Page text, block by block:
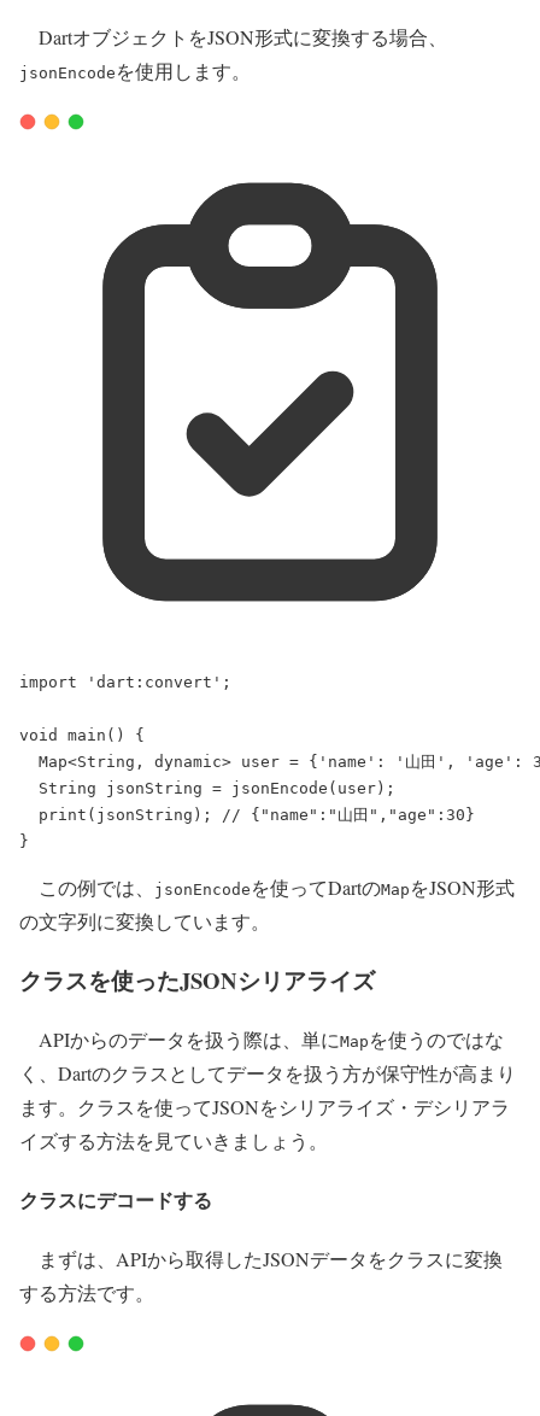
DartオブジェクトをJSON形式に変換する場合、
jsonEncode を使用します。
import 'dart:convert' ;
void main () {
Map<String , dynamic> user = { 'name' : '山田' , 'age' :
String jsonString = jsonEncode (user);
print (jsonString); // {"name":"山田","age":30}
}
この例では、 jsonEncode を使ってDartのMap をJSON形式
の文字列に変換しています。
クラスを使ったJSONシリアライズ
APIからのデータを扱う際は、単にMap を使うのではな
く、Dartのクラスとしてデータを扱う方が保守性が高まり
ます。クラスを使ってJSONをシリアライズ・デシリアラ
イズする方法を見ていきましょう。
クラスにデコードする
まずは、APIから取得したJSONデータをクラスに変換
する方法です。